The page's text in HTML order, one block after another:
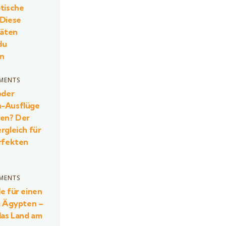
Ausflüge
Der
für
für einen
Ägypten –
Land am